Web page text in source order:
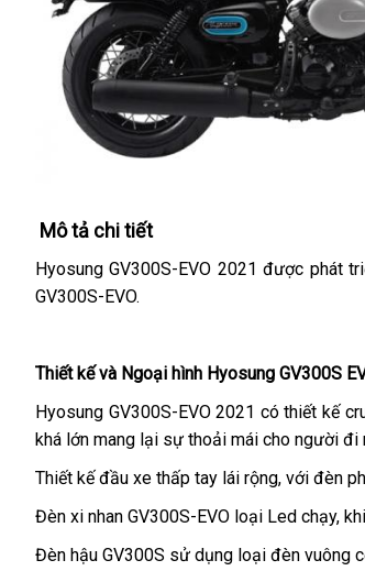
Mô tả chi tiết
Hyosung GV300S-EVO 2021 được phát
GV300S-EVO.
Thiết kế và Ngoại hình Hyosung GV300S
Hyosung GV300S-EVO 2021 có thiết kế
khá lớn mang lại sự thoải mái cho người đi
Thiết kế đầu xe thấp tay lái rộng, với đèn
Đèn xi nhan GV300S-EVO loại Led chạy,
Đèn hậu GV300S sử dụng loại đèn vuông